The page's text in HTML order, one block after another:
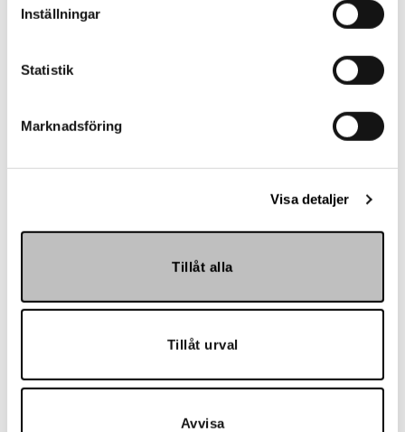
Inställningar
Statistik
Marknadsföring
Visa detaljer
Tillåt alla
Tillåt urval
Avvisa
Referenser
Landskrona BoIS